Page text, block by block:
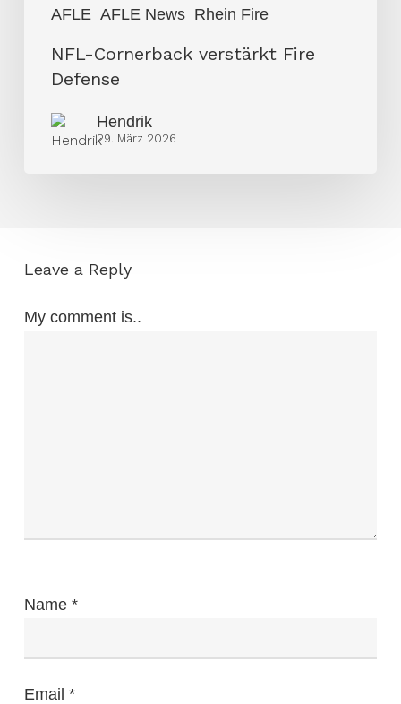
AFLE AFLE News Rhein Fire
NFL-Cornerback verstärkt Fire
Defense
Hendrik
29. März 2026
Leave a Reply
My comment is..
Name *
Email *